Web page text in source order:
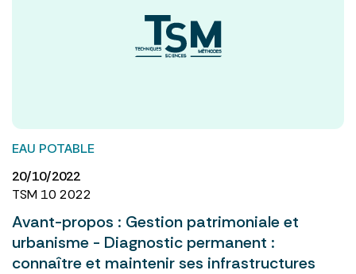
EAU POTABLE
20/10/2022
TSM 10 2022
Avant-propos : Gestion patrimoniale et
urbanisme - Diagnostic permanent :
connaître et maintenir ses infrastructures